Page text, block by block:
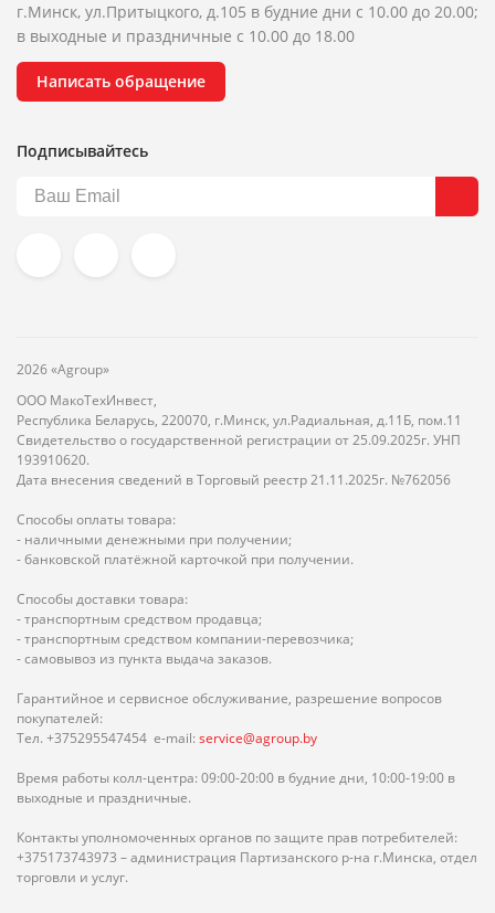
г.Минск, ул.Притыцкого, д.105 в будние дни с 10.00 до 20.00;
в выходные и праздничные с 10.00 до 18.00
Написать обращение
Подписывайтесь
2026 «Agroup»
ООО МакоТехИнвест,
Республика Беларусь, 220070, г.Минск, ул.Радиальная, д.11Б, пом.11
Свидетельство о государственной регистрации от 25.09.2025г. УНП
193910620.
Дата внесения сведений в Торговый реестр 21.11.2025г. №762056
Способы оплаты товара:
- наличными денежными при получении;
- банковской платёжной карточкой при получении.
Способы доставки товара:
- транспортным средством продавца;
- транспортным средством компании-перевозчика;
- самовывоз из пункта выдача заказов.
Гарантийное и сервисное обслуживание, разрешение вопросов
покупателей:
Тел. +375295547454 e-mail: service@agroup.by
Время работы колл-центра: 09:00-20:00 в будние дни, 10:00-19:00 в
выходные и праздничные.
Контакты уполномоченных органов по защите прав потребителей:
+375173743973 – администрация Партизанского р-на г.Минска, отдел
торговли и услуг.